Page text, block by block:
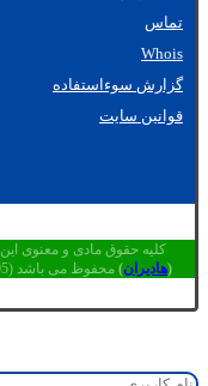
تماس
Whois
گزارش سوءاستفاده
قوانین سایت
کلیه حقوق مادی و معنوی این
(هادیران) محفوظ می باشد (1405-۱۳۸۳)|